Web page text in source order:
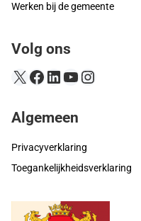
Werken bij de gemeente
Volg ons
X Facebook
LinkedIn
YouTube
Algemeen
Privacyverklaring
Toegankelijkheidsverklaring